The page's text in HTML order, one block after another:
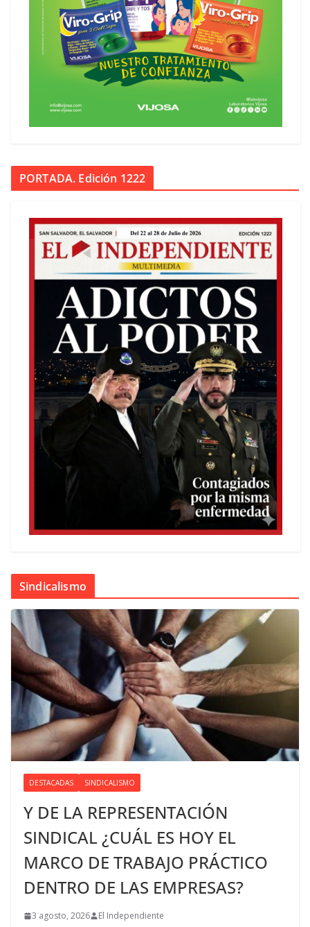
PORTADA. Edición 1222
Sindicalismo
DESTACADAS SINDICALISMO
Y DE LA REPRESENTACIÓN
SINDICAL ¿CUÁL ES HOY EL
MARCO DE TRABAJO PRÁCTICO
DENTRO DE LAS EMPRESAS?
3 agosto, 2026 El Independiente